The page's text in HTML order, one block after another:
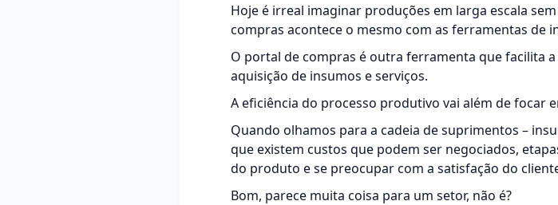
Hoje é irreal imaginar produções em larga escala
compras acontece o mesmo com as ferramentas de
O portal de compras é outra ferramenta que facilita
aquisição de insumos e serviços.
A eficiência do processo produtivo vai além de focar
Quando olhamos para a cadeia de suprimentos –
que existem custos que podem ser negociados,
do produto e se preocupar com a satisfação do
Bom, parece muita coisa para um setor, não é?